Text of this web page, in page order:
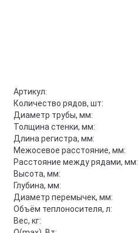
Артикул:
Количество рядов, шт:
Диаметр трубы, мм:
Толщина стенки, мм:
Длина регистра, мм:
Межосевое расстояние, мм:
Расстояние между рядами, мм:
Высота, мм:
Глубина, мм:
Диаметр перемычек, мм:
Объём теплоносителя, л:
Вес, кг: